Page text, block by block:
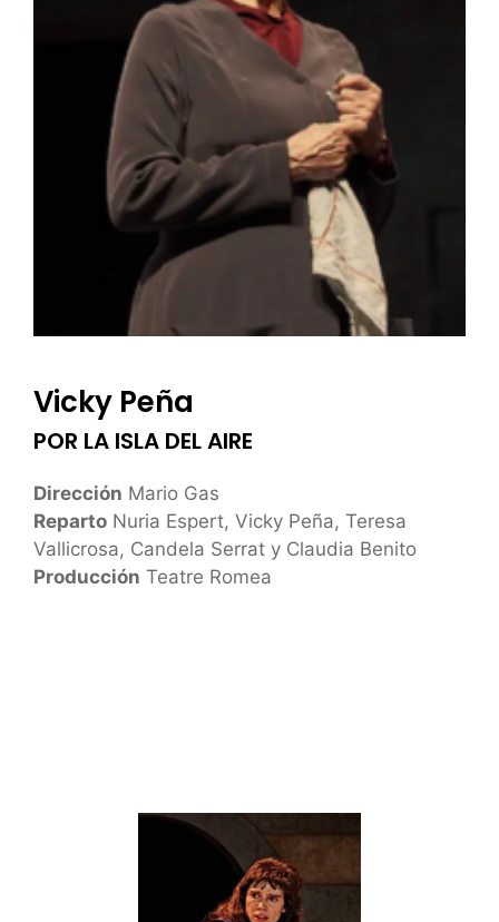
Vicky Peña
POR LA ISLA DEL AIRE
Dirección Mario Gas
Reparto Nuria Espert, Vicky Peña, Teresa
Vallicrosa, Candela Serrat y Claudia Benito
Producción Teatre Romea